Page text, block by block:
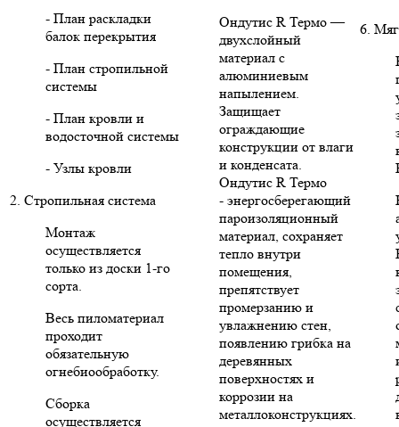
- План раскладки
балок перекрытия
- План стропильной
системы
- План кровли и
водосточной системы
- Узлы кровли
2. Стропильная система
Монтаж
осуществляется
только из доски 1-го
сорта.
Весь пиломатериал
проходит
обязательную
огнебиообработку.
Сборка
осуществляется
Ондутис R Термо —
двухслойный
материал с
алюминиевым
напылением.
Защищает
ограждающие
конструкции от влаги
и конденсата.
Ондутис R Термо
- энергосберегающий
пароизоляционный
материал, сохраняет
тепло внутри
помещения,
препятствует
промерзанию и
увлажнению стен,
появлению грибка на
деревянных
поверхностях и
коррозии на
металлоконструкциях.
6.